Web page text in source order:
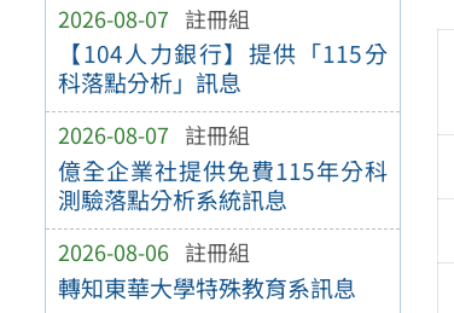
2026-08-07 註冊組
【104人力銀行】提供「115分
科落點分析」訊息
2026-08-07 註冊組
億全企業社提供免費115年分科
測驗落點分析系統訊息
2026-08-06 註冊組
轉知東華大學特殊教育系訊息